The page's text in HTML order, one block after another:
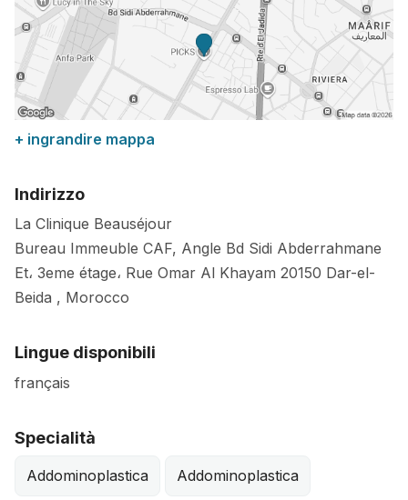
+ ingrandire mappa
Indirizzo
La Clinique Beauséjour
Bureau Immeuble CAF, Angle Bd Sidi Abderrahmane
Et، 3eme étage، Rue Omar Al Khayam 20150 Dar-el-
Beida , Morocco
Lingue disponibili
français
Specialità
Addominoplastica Addominoplastica